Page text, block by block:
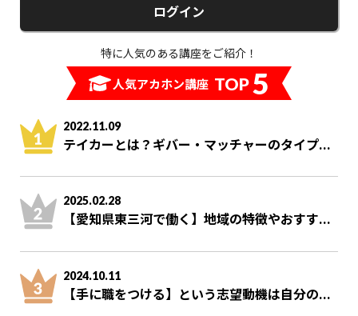
ログイン
特に人気のある講座をご紹介！
人気アカホン講座 TOP5
2022.11.09
テイカーとは？ギバー・マッチャーのタイプ...
2025.02.28
【愛知県東三河で働く】地域の特徴やおすす...
2024.10.11
【手に職をつける】という志望動機は自分の...